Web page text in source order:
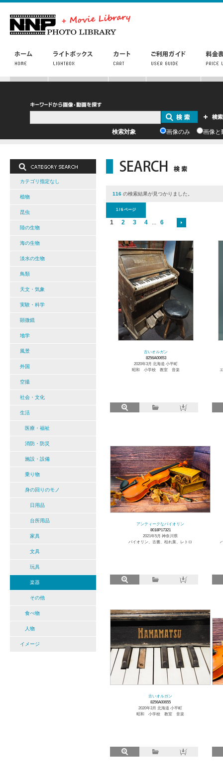
検索対象 画像のみ 画像と
カテゴリ指定なし
植物
昆虫
陸の生物
海の生物
淡水の生物
鳥類
天文・気象
実験・科学
顕微鏡
地学
風景
外国
空撮
社会・文化
生活
医療・福祉
消防・防災
施設・設備
乗り物
身の回りのモノ
日用品
台所用品
家具
文具
玩具
楽器
その他
食べ物
人物
イメージ
116 の検索結果が見つかりました。
1 / 6 ページ
1 2 3 4 ... 6
古いオルガン
8256A00653
2020年3月 北海道 小平町
昭和 小学校 教室 音楽
アンティークなバイオリン
8018P17321
2021年5月 神奈川県
バイオリン、古書、枯れ葉、レトロ
古いオルガン
8256A00655
2020年3月 北海道 小平町
昭和 小学校 教室 音楽